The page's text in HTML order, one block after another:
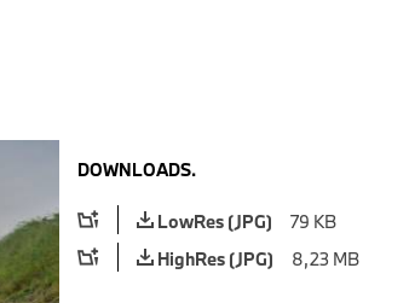
DOWNLOADS.
LowRes (JPG)
79 KB
HighRes (JPG)
8,23 MB